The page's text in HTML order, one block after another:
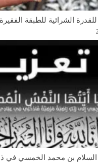
الشرائية للطبقة
بن محمد الخمسي في